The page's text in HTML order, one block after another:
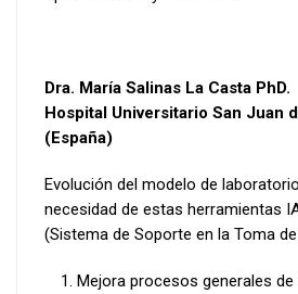
Dra. María Salinas La Casta PhD.
Hospital Universitario San Juan
(España)
Evolución del modelo de
necesidad de estas herramientas
(Sistema de Soporte en la Toma
Mejora procesos generales